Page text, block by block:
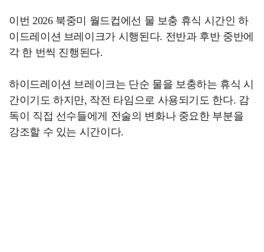
이번 2026 북중미 월드컵에선 물 보충 휴식 시간인 하
이드레이션 브레이크가 시행된다. 전반과 후반 중반에
각 한 번씩 진행된다.
하이드레이션 브레이크는 단순 물을 보충하는 휴식 시
간이기도 하지만, 작전 타임으로 사용되기도 한다. 감
독이 직접 선수들에게 전술의 변화나 중요한 부분을
강조할 수 있는 시간이다.